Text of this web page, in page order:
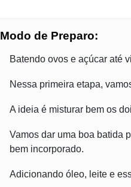
Modo de Preparo:
Batendo ovos e açúcar até
Nessa primeira etapa,
A ideia é misturar bem os
Vamos dar uma boa batida
bem incorporado.
Adicionando óleo, leite e